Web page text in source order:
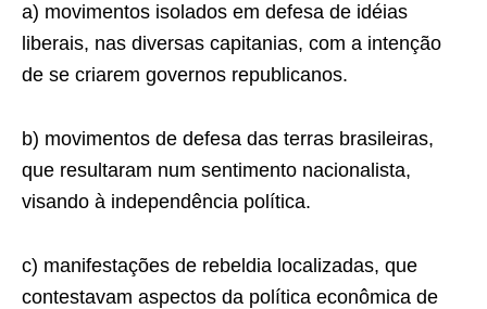
a) movimentos isolados em defesa de idéias
liberais, nas diversas capitanias, com a intenção
de se criarem governos republicanos.
b) movimentos de defesa das terras brasileiras,
que resultaram num sentimento nacionalista,
visando à independência política.
c) manifestações de rebeldia localizadas, que
contestavam aspectos da política econômica de